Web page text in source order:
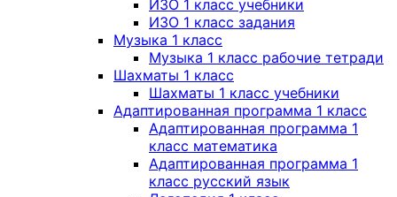
ИЗО 1 класс учебники
ИЗО 1 класс задания
Музыка 1 класс
Музыка 1 класс рабочие тетради
Шахматы 1 класс
Шахматы 1 класс учебники
Адаптированная программа 1 класс
Адаптированная программа 1
класс математика
Адаптированная программа 1
класс русский язык